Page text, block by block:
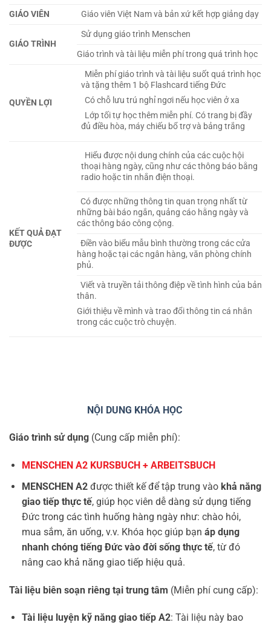
GIÁO VIÊN
Giáo viên Việt Nam và bản xứ kết hợp giảng dạy
GIÁO TRÌNH
Sử dụng giáo trình Menschen
Giáo trình và tài liệu miễn phí trong quá trình học
QUYỀN LỢI
Miễn phí giáo trình và tài liệu suốt quá trình học
và tặng thêm 1 bộ Flashcard tiếng Đức
Có chỗ lưu trú nghỉ ngơi nếu học viên ở xa
Lớp tối tự học thêm miễn phí. Có trang bị đầy
đủ điều hòa, máy chiếu bổ trợ và bảng trắng
KẾT QUẢ ĐẠT
ĐƯỢC
Hiểu được nội dung chính của các cuộc hội
thoại hàng ngày, cũng như các thông báo bằng
radio hoặc tin nhắn điện thoại.
Có được những thông tin quan trọng nhất từ
những bài báo ngắn, quảng cáo hằng ngày và
các thông báo công cộng.
Điền vào biểu mẫu bình thường trong các cửa
hàng hoặc tại các ngân hàng, văn phòng chính
phủ.
Viết và truyền tải thông điệp về tình hình của bản
thân.
Giới thiệu về mình và trao đổi thông tin cá nhân
trong các cuộc trò chuyện.
NỘI DUNG KHÓA HỌC
Giáo trình sử dụng (Cung cấp miễn phí):
MENSCHEN A2 KURSBUCH + ARBEITSBUCH
MENSCHEN A2được thiết kế để tập trung vào khả năng
giao tiếp thực tế, giúp học viên dễ dàng sử dụng tiếng
Đức trong các tình huống hàng ngày như: chào hỏi,
mua sắm, ăn uống, v.v. Khóa học giúp bạn áp dụng
nhanh chóng tiếng Đức vào đời sống thực tế, từ đó
nâng cao khả năng giao tiếp hiệu quả.
Tài liệu biên soạn riêng tại trung tâm (Miễn phí cung cấp):
Tài liệu luyện kỹ năng giao tiếp A2: Tài liệu này bao